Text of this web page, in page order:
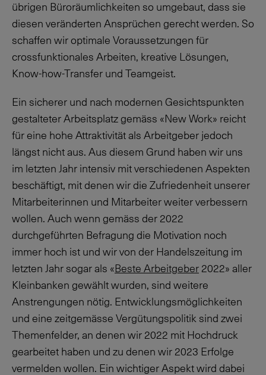
übrigen Büroräumlichkeiten so umgebaut, dass sie
diesen veränderten Ansprüchen gerecht werden. So
schaffen wir optimale Voraussetzungen für
crossfunktionales Arbeiten, kreative Lösungen,
Know-how-Transfer und Teamgeist.
Ein sicherer und nach modernen Gesichtspunkten
gestalteter Arbeitsplatz gemäss «New Work» reicht
für eine hohe Attraktivität als Arbeitgeber jedoch
längst nicht aus. Aus diesem Grund haben wir uns
im letzten Jahr intensiv mit verschiedenen Aspekten
beschäftigt, mit denen wir die Zufriedenheit unserer
Mitarbeiterinnen und Mitarbeiter weiter verbessern
wollen. Auch wenn gemäss der 2022
durchgeführten Befragung die Motivation noch
immer hoch ist und wir von der Handelszeitung im
letzten Jahr sogar als «Beste Arbeitgeber 2022» aller
Kleinbanken gewählt wurden, sind weitere
Anstrengungen nötig. Entwicklungsmöglichkeiten
und eine zeitgemässe Vergütungspolitik sind zwei
Themenfelder, an denen wir 2022 mit Hochdruck
gearbeitet haben und zu denen wir 2023 Erfolge
vermelden wollen. Ein wichtiger Aspekt wird dabei